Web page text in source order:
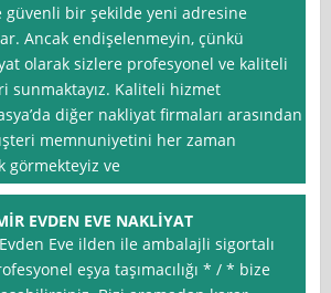
güvenli bir şekilde yeni adresine
Ancak endişelenmeyin, çünkü
olarak sizlere profesyonel ve kaliteli
sunmaktayız. Kaliteli hizmet
diğer nakliyat firmaları arasından
memnuniyetini her zaman
görmekteyiz ve
EVDEN EVE NAKLİYAT
Eve ilden ile ambalajli sigortalı
eşya taşımacılığı * / * bize